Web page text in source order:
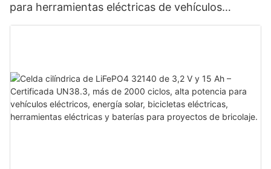
para herramientas eléctricas de vehículos
eléctricos.